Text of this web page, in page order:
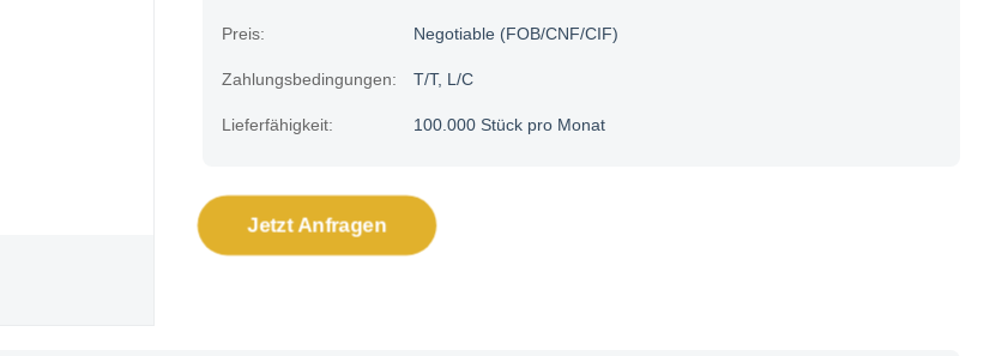
Preis: Negotiable (FOB/CNF/CIF)
Zahlungsbedingungen: T/T, L/C
Lieferfähigkeit: 100.000 Stück pro Monat
Jetzt Anfragen